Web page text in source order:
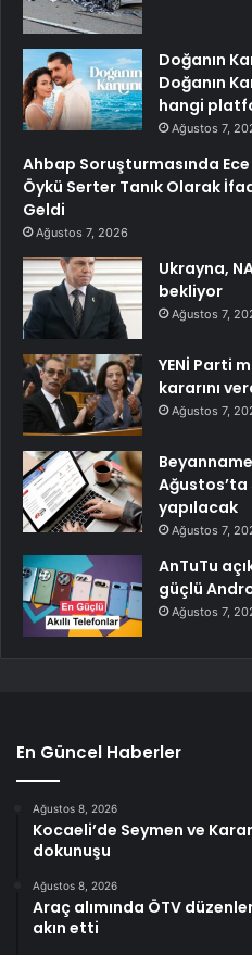
Doğanın
Doğanın
hangi
Ağustos 7,
Ahbap Soruşturmasında
Öykü Serter Tanık Olarak
Geldi
Ağustos 7, 2026
Ukrayna,
bekliyor
Ağustos 7,
YENİ Parti
kararını
Ağustos 7,
Ağustos’ta
yapılacak
Ağustos 7,
AnTuTu
güçlü
Ağustos 7,
En Güncel Haberler
Ağustos 8, 2026
Kocaeli’de Seymen ve
dokunuşu
Ağustos 8, 2026
Araç alımında ÖTV
akın etti